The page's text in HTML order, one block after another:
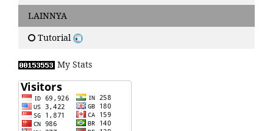
LAINNYA
Tutorial
My Stats